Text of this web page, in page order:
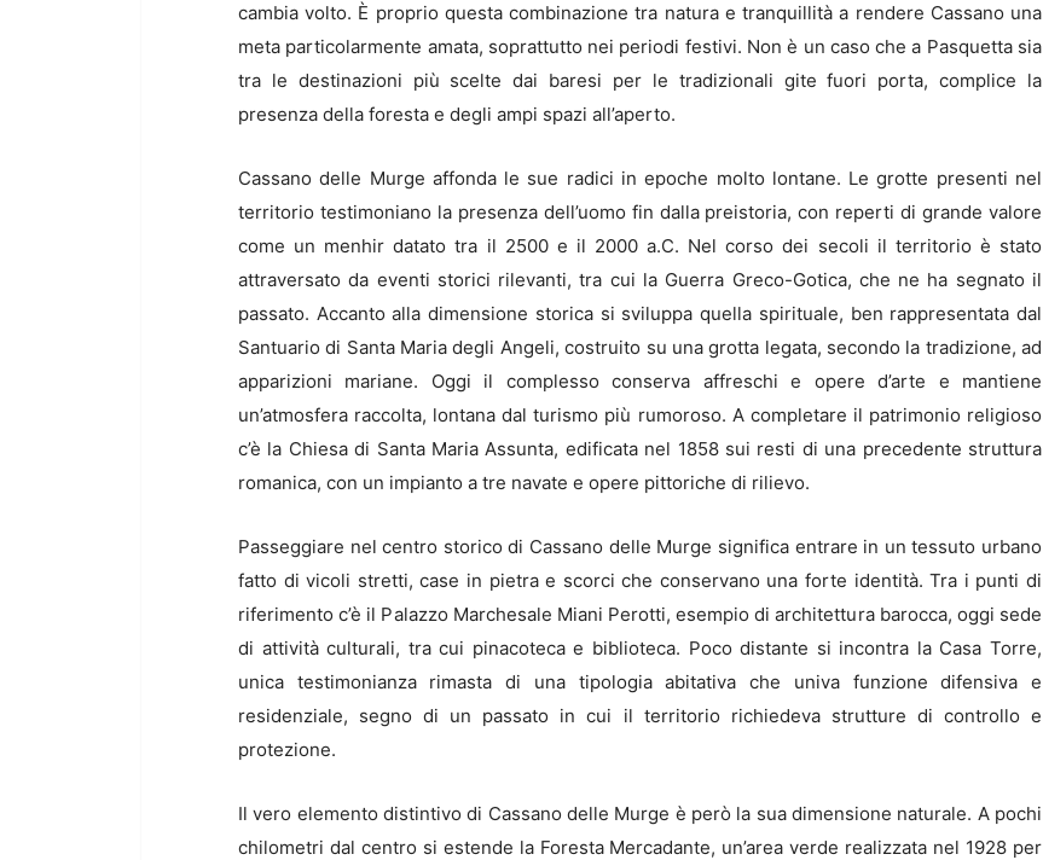
cambia volto. È proprio questa combinazione tra natura e tranquillità a rendere Cassano una
meta particolarmente amata, soprattutto nei periodi festivi. Non è un caso che a Pasquetta sia
tra le destinazioni più scelte dai baresi per le tradizionali gite fuori porta, complice la
presenza della foresta e degli ampi spazi all’aperto.
Cassano delle Murge affonda le sue radici in epoche molto lontane. Le grotte presenti nel
territorio testimoniano la presenza dell’uomo fin dalla preistoria, con reperti di grande valore
come un menhir datato tra il 2500 e il 2000 a.C. Nel corso dei secoli il territorio è stato
attraversato da eventi storici rilevanti, tra cui la Guerra Greco-Gotica, che ne ha segnato il
passato. Accanto alla dimensione storica si sviluppa quella spirituale, ben rappresentata dal
Santuario di Santa Maria degli Angeli, costruito su una grotta legata, secondo la tradizione, ad
apparizioni mariane. Oggi il complesso conserva affreschi e opere d’arte e mantiene
un’atmosfera raccolta, lontana dal turismo più rumoroso. A completare il patrimonio religioso
c’è la Chiesa di Santa Maria Assunta, edificata nel 1858 sui resti di una precedente struttura
romanica, con un impianto a tre navate e opere pittoriche di rilievo.
Passeggiare nel centro storico di Cassano delle Murge significa entrare in un tessuto urbano
fatto di vicoli stretti, case in pietra e scorci che conservano una forte identità. Tra i punti di
riferimento c’è il Palazzo Marchesale Miani Perotti, esempio di architettura barocca, oggi sede
di attività culturali, tra cui pinacoteca e biblioteca. Poco distante si incontra la Casa Torre,
unica testimonianza rimasta di una tipologia abitativa che univa funzione difensiva e
residenziale, segno di un passato in cui il territorio richiedeva strutture di controllo e
protezione.
Il vero elemento distintivo di Cassano delle Murge è però la sua dimensione naturale. A pochi
chilometri dal centro si estende la Foresta Mercadante, un’area verde realizzata nel 1928 per